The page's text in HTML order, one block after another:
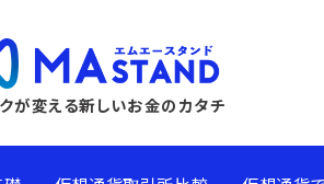
が変える新しいお金のカタチ